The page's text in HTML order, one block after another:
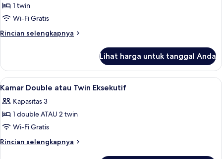
1 twin
Wi-Fi Gratis
Rincian selengkapnya
Rincian
Single
Room
Lihat harga untuk tanggal Anda
Lihat
semua
foto
untuk
Kamar
Double
Kamar Double atau Twin Eksekutif |
12
Kamar Double atau Twin Eksekutif
Kapasitas 3
1 double ATAU 2 twin
Wi-Fi Gratis
Rincian selengkapnya
Rincian